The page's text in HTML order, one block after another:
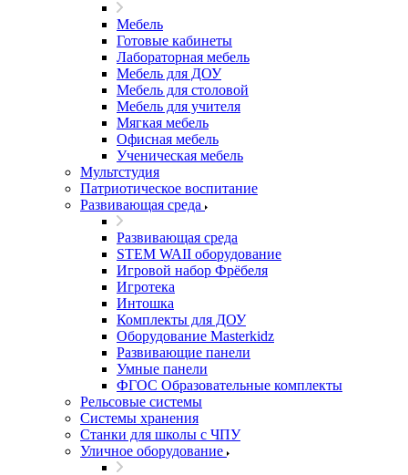
Мебель
Готовые кабинеты
Лабораторная мебель
Мебель для ДОУ
Мебель для столовой
Мебель для учителя
Мягкая мебель
Офисная мебель
Ученическая мебель
Мультстудия
Патриотическое воспитание
Развивающая среда
Развивающая среда
STEM WAII оборудование
Игровой набор Фрёбеля
Игротека
Интошка
Комплекты для ДОУ
Оборудование Masterkidz
Развивающие панели
Умные панели
ФГОС Образовательные комплекты
Рельсовые системы
Системы хранения
Станки для школы с ЧПУ
Уличное оборудование